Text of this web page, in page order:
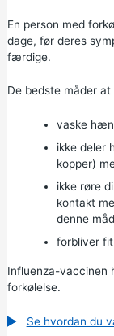
En person med
dage, før deres
færdige.
De bedste måder
vaske
ikke deler
kopper)
ikke røre
kontakt
denne
forbliver
Influenza-vaccinen
forkølelse.
Se hvordan du